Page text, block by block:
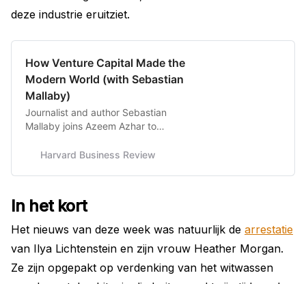
deze industrie eruitziet.
How Venture Capital Made the
Modern World (with Sebastian
Mallaby)
Journalist and author Sebastian
Mallaby joins Azeem Azhar to
venture capital.
Harvard Business Review
In het kort
Het nieuws van deze week was natuurlijk de arrestatie
van Ilya Lichtenstein en zijn vrouw Heather Morgan.
Ze zijn opgepakt op verdenking van het witwassen